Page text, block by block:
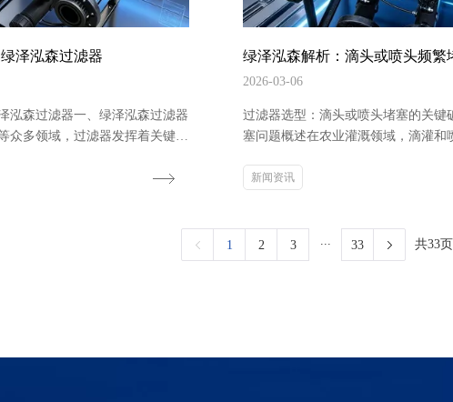
泽泓森过滤器
泓森过滤器一、绿泽泓森过滤器
众多领域，过滤器发挥着关键作
牌专注于农业灌溉痛点，产品设
绿泽泓森解析：滴头或喷头频繁
器选错？
2026-03-06
过滤器选型：滴头或喷头堵塞的关键
塞问题概述在农业灌溉领域，滴灌和
作物根部，减少水分蒸发，极大提升
常遭遇滴头或喷头堵塞的困扰。一
匀性就会受到严重影响，进而对作物
新闻资讯
1 2 3 33 共33页